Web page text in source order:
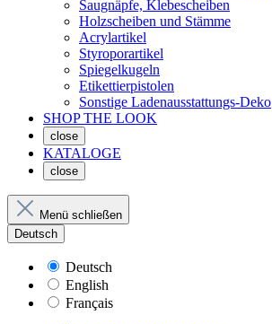
Saugnäpfe, Klebescheiben
Holzscheiben und Stämme
Acrylartikel
Styroporartikel
Spiegelkugeln
Etikettierpistolen
Sonstige Ladenausstattungs-Deko
SHOP THE LOOK
close
KATALOGE
close
Menü schließen
Deutsch
Deutsch
English
Français